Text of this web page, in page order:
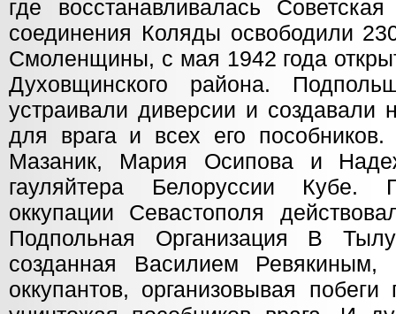
где восстанавливалась
соединения Коляды освободили
Смоленщины, с мая 1942 года
Духовщинского района.
устраивали диверсии и создавали
для врага и всех его
Мазаник, Мария Осипова и
гауляйтера Белоруссии Кубе.
оккупации Севастополя
Подпольная Организация В
созданная Василием Ревякиным,
оккупантов, организовывая